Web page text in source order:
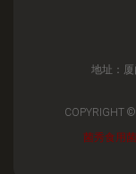
地址：
COPYRIGHT
菌秀食用